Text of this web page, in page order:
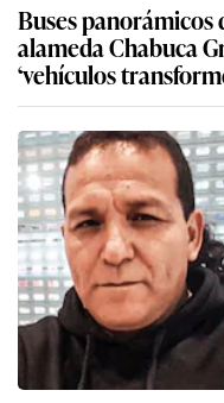
Buses panorámicos
alameda Chabuca
‘vehículos